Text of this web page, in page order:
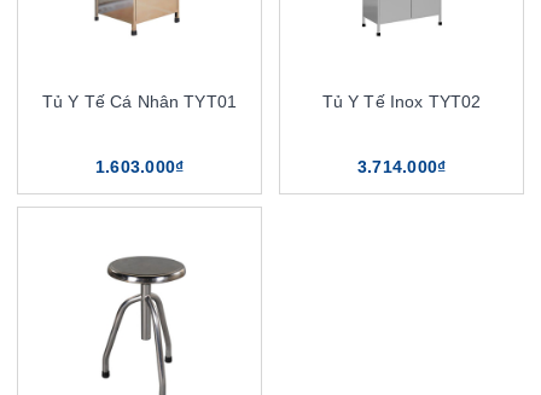
Tủ Y Tế Cá Nhân TYT01
1.603.000₫
Tủ Y Tế Inox TYT02
3.714.000₫